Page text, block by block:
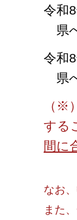
令和
県
令和
県
（※
する
間に
なお
また